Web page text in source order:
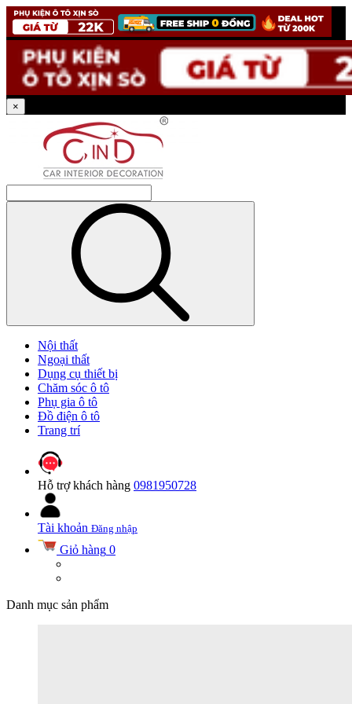
×
Nội thất
Ngoại thất
Dụng cụ thiết bị
Chăm sóc ô tô
Phụ gia ô tô
Đồ điện ô tô
Trang trí
Hỗ trợ khách hàng 0981950728
Tài khoản Đăng nhập
Giỏ hàng 0
Danh mục sản phẩm